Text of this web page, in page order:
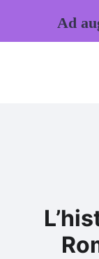
Ad